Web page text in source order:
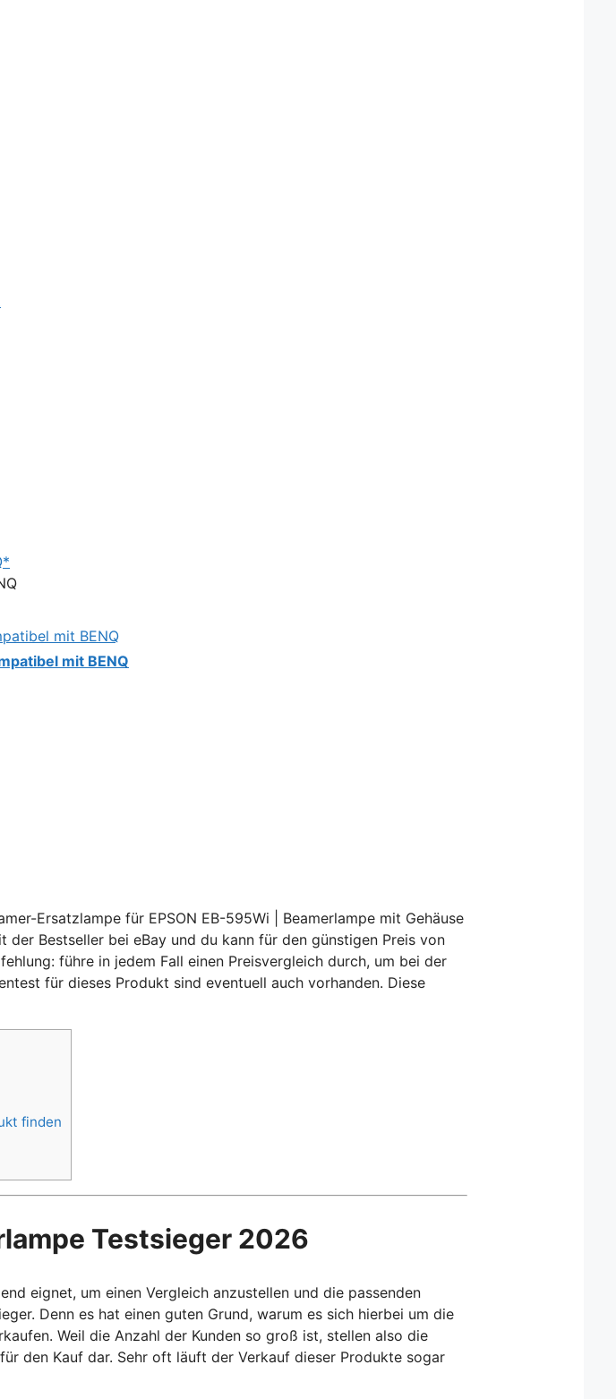
mit BENQ
Ersatzlampe für EPSON EB-595Wi | Beamerlampe mit Gehäuse
Bestseller bei eBay und du kann für den günstigen Preis von
führe in jedem Fall einen Preisvergleich durch, um bei der
für dieses Produkt sind eventuell auch vorhanden. Diese
finden
Testsieger 2026
eignet, um einen Vergleich anzustellen und die passenden
Denn es hat einen guten Grund, warum es sich hierbei um die
Weil die Anzahl der Kunden so groß ist, stellen also die
für den Kauf dar. Sehr oft läuft der Verkauf dieser Produkte sogar